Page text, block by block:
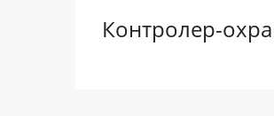
Контролер-